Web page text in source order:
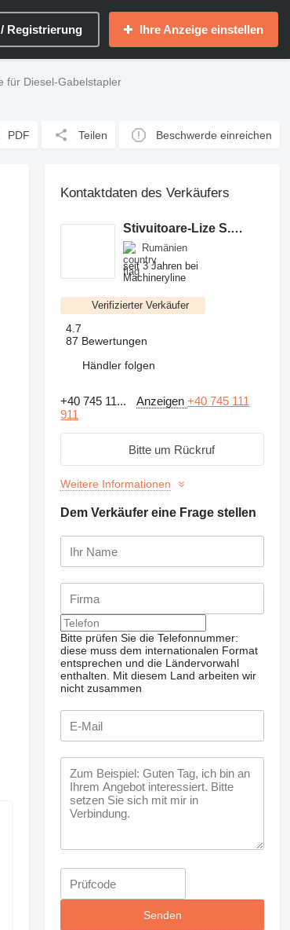
Registrierung Ihre Anzeige einstellen
für Diesel-Gabelstapler
PDF Teilen Beschwerde einreichen
Weitere Fotos anfragen
Kontaktdaten des Verkäufers
Stivuitoare-Lize S.R.L.
Rumänien
seit 3 Jahren bei
Machineryline
Verifizierter Verkäufer
4.7
87 Bewertungen
Händler folgen
+40 745 11... Anzeigen+40 745 111
911
Bitte um Rückruf
Weitere Informationen
Dem Verkäufer eine Frage stellen
Bitte prüfen Sie die Telefonnummer:
diese muss dem internationalen Format
entsprechen und die Ländervorwahl
enthalten.
Mit diesem Land arbeiten wir
nicht zusammen